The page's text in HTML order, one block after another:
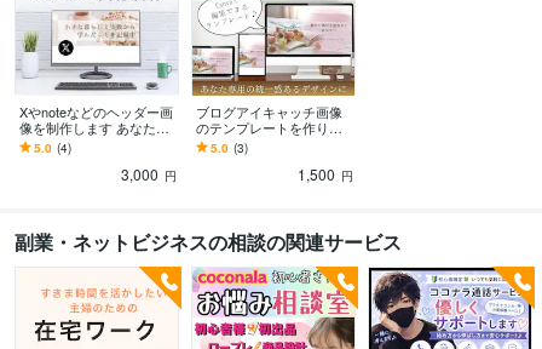
Xやnoteなどのヘッダー画
像を制作します あなたの
想いや魅力を伝えるヘッ
ダーをデザインします
5.0 (4)
3,000 円
ブログアイキャッチ画像
のテンプレートを作りま
す ブログ・noteに！Canv
aで編集できるテンプレー
5.0 (3)
1,500 円
副業・ネットビジネスの相談の関連サービス